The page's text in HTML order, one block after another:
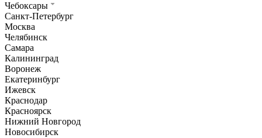
Чебоксары
Санкт-Петербург
Москва
Челябинск
Самара
Калининград
Воронеж
Екатеринбург
Ижевск
Краснодар
Красноярск
Нижний Новгород
Новосибирск